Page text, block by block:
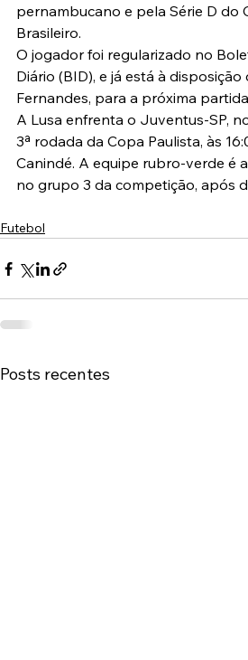
pernambucano e pela Série D do
Brasileiro.
O jogador foi regularizado no
Diário (BID), e já está à
Fernandes, para a próxima
A Lusa enfrenta o Juventus-SP,
3ª rodada da Copa Paulista, às
Canindé. A equipe rubro-verde é
no grupo 3 da competição, após
Futebol
Posts recentes